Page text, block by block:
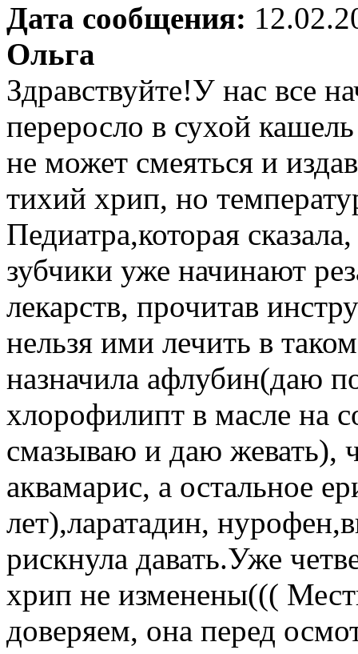
Дата сообщения:
Ольга
Здравствуйте!У нас все
переросло в сухой
не может смеяться и
тихий хрип, но
Педиатра,которая
зубчики уже начинают
лекарств, прочитав
нельзя ими лечить в
назначила афлубин(даю
хлорофилипт в масле на
смазываю и даю жевать),
аквамарис, а остальное
лет),ларатадин,
рискнула давать.Уже
хрип не изменены(((
доверяем, она перед